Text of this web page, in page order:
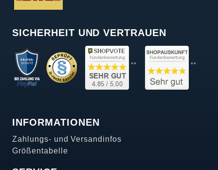
SICHERHEIT UND VERTRAUEN
** **
INFORMATIONEN
Zahlungs- und Versandinfos
Größentabelle